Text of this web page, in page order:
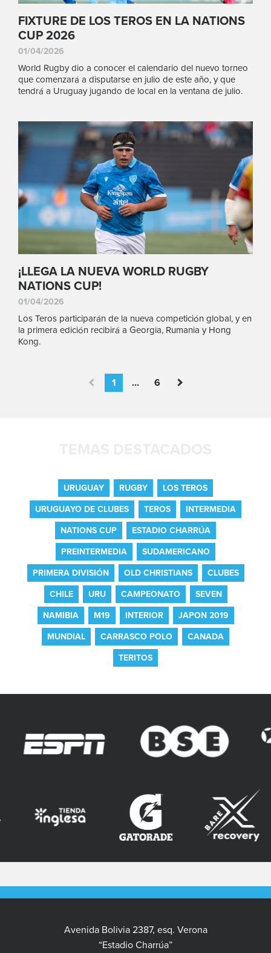
FIXTURE DE LOS TEROS EN LA NATIONS
CUP 2026
01/04/2026
World Rugby dio a conocer el calendario del nuevo torneo
que comenzará a disputarse en julio de este año, y que
tendrá a Uruguay jugando de local en la ventana de julio.
¡LLEGA LA NUEVA WORLD RUGBY
NATIONS CUP!
01/04/2026
Los Teros participarán de la nueva competición global, y en
la primera edición recibirá a Georgia, Rumania y Hong
Kong.
1 ... 6
URUGUAY RUGBY LOS TEROS
URUGUAYO DE CLUBES TEROS INTERMEDIA
NATIONS CUP ESTADIO CHARRÚA
PREINTERMEDIA SUDAMERICANO
PRIMERA DIVISIÓN OLD CHRISTIANS CLUBES
CHILE URU CAMPEONATO SEVEN
NAMIBIA M19 INTERIOR JAPON 2019
MUNDIAL CARRASCO POLO CANADA
TERITOS
Avenida Bolivia 2387, esq. Verona
“Estadio Charrúa”